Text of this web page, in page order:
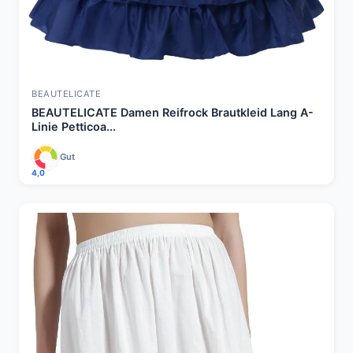
BEAUTELICATE
BEAUTELICATE Damen Reifrock Brautkleid Lang A-
Linie Petticoa...
4,0
Gut